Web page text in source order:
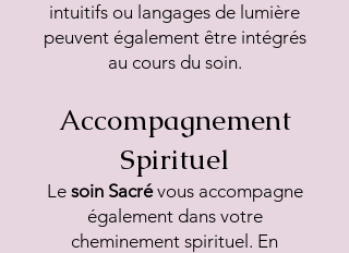
intuitifs ou langages de lumière
peuvent également être intégrés
au cours du soin.
Accompagnement
Spirituel
Le soin Sacrévous accompagne
également dans votre
cheminement spirituel. En